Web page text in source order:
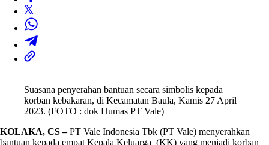
Suasana penyerahan bantuan secara simbolis kepada
korban kebakaran, di Kecamatan Baula, Kamis 27 April
2023. (FOTO : dok Humas PT Vale)
KOLAKA, CS –PT Vale Indonesia Tbk (PT Vale) menyerahkan
bantuan kepada empat Kepala Keluarga (KK) yang menjadi korban